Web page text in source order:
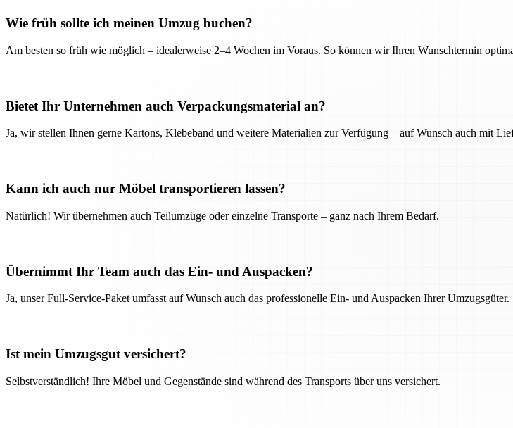
Wie früh sollte ich meinen Umzug buchen?
Am besten so früh wie möglich – idealerweise 2–4 Wochen im Voraus. So können wir Ihren Wunschtermin
Bietet Ihr Unternehmen auch Verpackungsmaterial an?
Ja, wir stellen Ihnen gerne Kartons, Klebeband und weitere Materialien zur Verfügung – auf Wunsch auch mit
Kann ich auch nur Möbel transportieren lassen?
Natürlich! Wir übernehmen auch Teilumzüge oder einzelne Transporte – ganz nach Ihrem Bedarf.
Übernimmt Ihr Team auch das Ein- und Auspacken?
Ja, unser Full-Service-Paket umfasst auf Wunsch auch das professionelle Ein- und Auspacken Ihrer Umzugsgüter.
Ist mein Umzugsgut versichert?
Selbstverständlich! Ihre Möbel und Gegenstände sind während des Transports über uns versichert.